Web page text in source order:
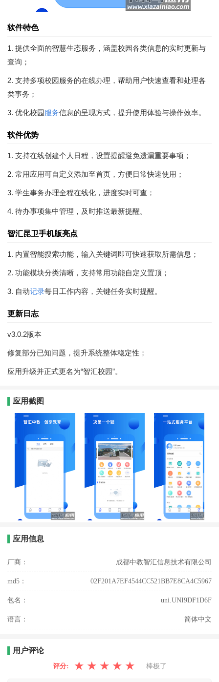
软件特色
1. 提供全面的智慧生态服务，涵盖校园各类信息的实时更新与
查询；
2. 支持多项校园服务的在线办理，帮助用户快速查看和处理各
类事务；
3. 优化校园服务信息的呈现方式，提升使用体验与操作效率。
软件优势
1. 支持在线创建个人日程，设置提醒避免遗漏重要事项；
2. 常用应用可自定义添加至首页，方便日常快速使用；
3. 学生事务办理全程在线化，进度实时可查；
4. 待办事项集中管理，及时推送最新提醒。
智汇昆卫手机版亮点
1. 内置智能搜索功能，输入关键词即可快速获取所需信息；
2. 功能模块分类清晰，支持常用功能自定义置顶；
3. 自动记录每日工作内容，关键任务实时提醒。
更新日志
v3.0.2版本
修复部分已知问题，提升系统整体稳定性；
应用升级并正式更名为“智汇校园”。
应用截图
应用信息
厂商： 成都中教智汇信息技术有限公司
md5： 02F201A7EF4544CC521BB7E8CA4C5967
包名： uni.UNI9DF1D6F
语言： 简体中文
用户评论
评分: ★ ★ ★ ★ ★ 棒极了